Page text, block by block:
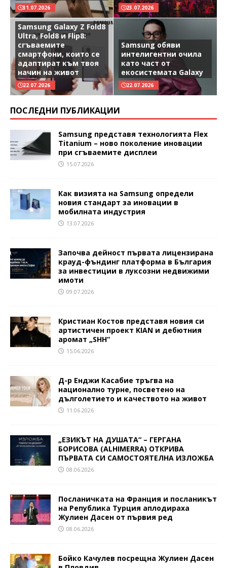
31.07.2026 23.07.2026
Samsung Galaxy Z Fold8
Ultra, Fold8 и Flip8:
сгъваемите
смартфони, които се
адаптират към твоя
начин на живот
22.07.2026
Samsung обяви
интелигентни очила
като част от
екосистемата Galaxy
22.07.2026
ПОСЛЕДНИ ПУБЛИКАЦИИ
Samsung представя технологията Flex
Titanium – ново поколение иновации
при сгъваемите дисплеи
15.07.2026
Как визията на Samsung определи
новия стандарт за иновации в
мобилната индустрия
13.07.2026
Започва дейност първата лицензирана
крауд-фъндинг платформа в България
за инвестиции в луксозни недвижими
имоти
09.07.2026
Кристиан Костов представя новия си
артистичен проект KIAN и дебютния
аромат „SHH“
15.06.2026
Д-р Енджи Касабие тръгва на
национално турне, посветено на
дълголетието и качеството на живот
11.06.2026
„ЕЗИКЪТ НА ДУШАТА“ – ГЕРГАНА
БОРИСОВА (ALHIMERRA) ОТКРИВА
ПЪРВАТА СИ САМОСТОЯТЕЛНА ИЗЛОЖБА
08.06.2026
Посланичката на Франция и посланикът
на Република Турция аплодираха
Жулиен Дасен от първия ред
08.06.2026
Бойко Качулев посрещна Жулиен Дасен